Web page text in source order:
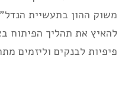
משוק ההון בתעשיית
להאיץ את תהליך הפיתוח
פיפיות לבנקים וליזמים